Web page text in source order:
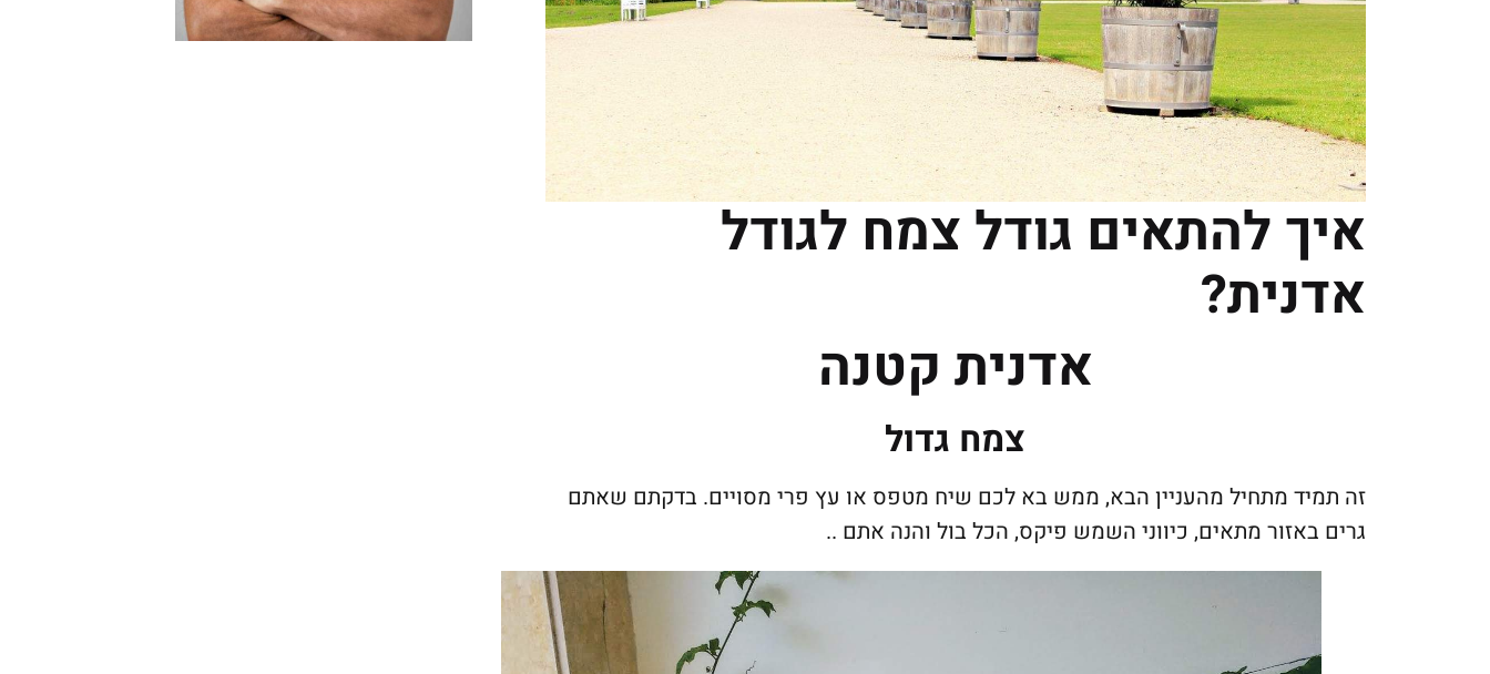
איך להתאים גודל צמח לגודל
אדנית?
אדנית קטנה
צמח גדול
זה תמיד מתחיל מהעניין הבא, ממש בא לכם שיח מטפס או עץ פרי מסויים. בדקתם שאתם
גרים באזור מתאים, כיווני השמש פיקס, הכל בול והנה אתם ..